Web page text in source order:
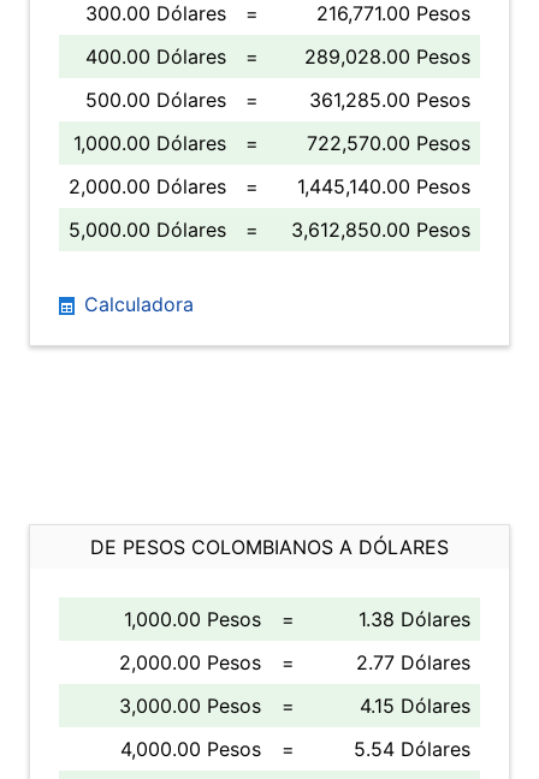
300.00 Dólares
=
216,771.00 Pesos
400.00 Dólares
=
289,028.00 Pesos
500.00 Dólares
=
361,285.00 Pesos
1,000.00 Dólares
=
722,570.00 Pesos
2,000.00 Dólares
=
1,445,140.00 Pesos
5,000.00 Dólares
= 3,612,850.00 Pesos
Calculadora
DE PESOS COLOMBIANOS A DÓLARES
1,000.00 Pesos =
1.38 Dólares
2,000.00 Pesos
=
2.77 Dólares
3,000.00 Pesos
=
4.15 Dólares
4,000.00 Pesos
=
5.54 Dólares